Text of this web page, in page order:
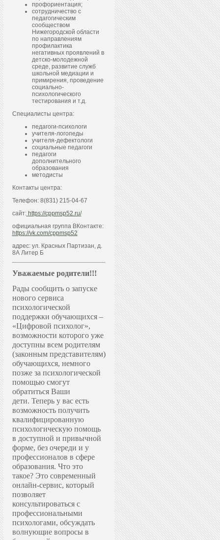
профориентация;
сотрудничество с
педагогическим
сообществом
Нижегородской области
по направлениям
профилактика
негативных проявлений в
детско-молодежной
среде, развитие служб
школьной медиации и
примирения, проведение
социально-
психологического
тестирования и т.д.
Специалисты центра:
педагоги-психологи
учителя-логопеды
учителя-дефектологи
социальные педагоги
педагоги
дополнительного
образования
методисты
Контакты центра:
Телефон: 8(831) 215-04-67
сайт: https://cppmsp52.ru/
официальная группа ВКонтакте:
https://vk.com/cppmsp52
адрес: ул. Красных Партизан, д.
8А Литер Б
Уважаемые родители!!!
Рады сообщить о запуске
нового сервиса
психологической
поддержки обучающихся –
«Цифровой психолог»,
возможности которого уже
доступны всем родителям
(законным представителям)
обучающихся, немного
позже за психологической
помощью смогут
обратиться Ваши
дети. Теперь у вас есть
возможность получить
квалифицированную
психологическую помощь
в доступной и привычной
форме, без очереди и у
профессионалов в сфере
образования. Что это
такое? Это современный
онлайн-сервис, который
позволяет
консультироваться с
профессиональными
психологами, обсуждать
волнующие вопросы в